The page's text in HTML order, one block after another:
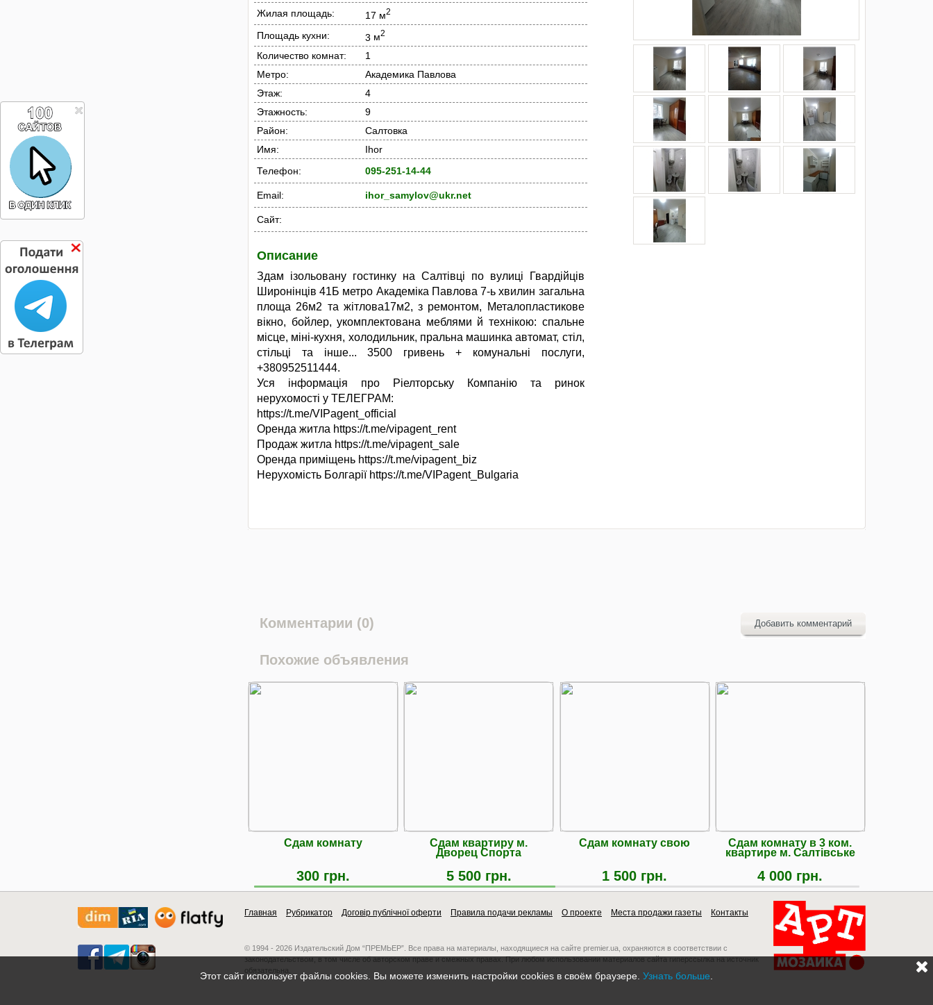
Жилая площадь: 17 м2
Площадь кухни: 3 м2
Количество комнат:
1
Метро:
Академика Павлова
Этаж:
4
Этажность:
9
Район:
Салтовка
Имя:
Ihor
Телефон:
095-251-14-44
Email: ihor_samylov@ukr.net
Сайт:
Описание
Здам ізольовану гостинку на Салтівці по вулиці Гвардійців
Широнінців 41Б метро Академіка Павлова 7-ь хвилин загальна
площа 26м2 та жітлова17м2, з ремонтом, Металопластикове
вікно, бойлер, укомплектована меблями й технікою: спальне
місце, міні-кухня, холодильник, пральна машинка автомат, стіл,
стільці та інше... 3500 гривень + комунальні послуги,
+380952511444.
Уся інформація про Ріелторську Компанію та ринок
нерухомості у ТЕЛЕГРАМ:
https://t.me/VIPagent_official
Оренда житла https://t.me/vipagent_rent
Продаж житла https://t.me/vipagent_sale
Оренда приміщень https://t.me/vipagent_biz
Нерухомість Болгарії https://t.me/VIPagent_Bulgaria
Комментарии (0) Добавить комментарий
Похожие объявления
Сдам комнату
300 грн.
Сдам квартиру м.
Дворец Спорта
5 500 грн.
Сдам комнату свою
1 500 грн.
Сдам комнату в 3 ком.
квартире м. Салтiвське
4 000 грн.
Главная Рубрикатор Договір публічної оферти Правила подачи рекламы О проекте Места продажи газеты Контакты
© 1994 - 2026 Издательский Дом “ПРЕМЬЕР”. Все права на материалы, находящиеся на сайте premier.ua, охраняются в соответствии с
законодательством, в том числе об авторском праве и смежных правах. При любом использовании материалов сайта гиперссылка на источник
обязательна.
Этот сайт использует файлы cookies. Вы можете изменить настройки cookies в своём браузере. Узнать больше